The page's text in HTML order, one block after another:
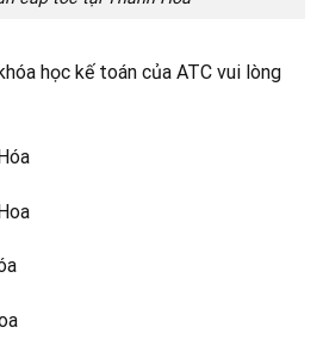
học kế toán của ATC vui lòng